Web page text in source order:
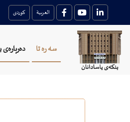
کوردی العربية
سه ره تا